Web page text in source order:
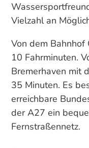
Vielzahl an
Von dem Bahnhof
10 Fahrminuten.
Bremerhaven mit
35 Minuten. Es
erreichbare
der A27 ein
Fernstraßennetz.